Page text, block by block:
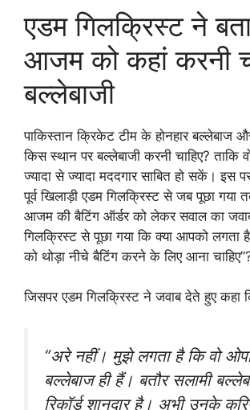
एडम गिलक्रिस्ट ने
आजम को कहां करनी
बल्लेबाजी
पाकिस्तान क्रिकेट टीम के होनहार बल्लेबाज
किस स्थान पर बल्लेबाजी करनी चाहिए? ताकि
ज्यादा से ज्यादा मददगार साबित हो सकें। इस
पूर्व खिलाड़ी एडम गिलक्रिस्ट से जब पूछा गया
आजम की बैटिंग ऑर्डर को लेकर सवाल का
गिलक्रिस्ट से पूछा गया कि क्या आपको लगता
को थोड़ा नीचे बैटिंग करने के लिए आना
जिसपर एडम गिलक्रिस्ट ने जवाब देते हुए कहा
“अरे नहीं। मुझे लगता है कि वो
बल्लेबाज ही हैं। बतौर सलामी
रिकॉर्ड शानदार है। अभी उनके